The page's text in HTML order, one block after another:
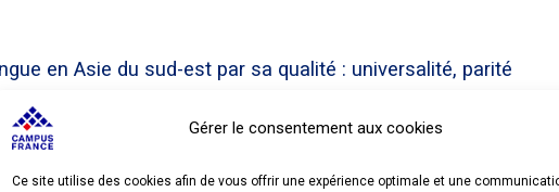
Gérer le consentement aux cookies
Ce site utilise des cookies afin de vous offrir une expérience optimale et une
en Asie du sud-est par sa qualité : universalité, parité
chez les hommes que chez les femmes, constituent
bacheliers accèdent à l’université publique, faute
(une quinzaine seulement). Pour les autres, il